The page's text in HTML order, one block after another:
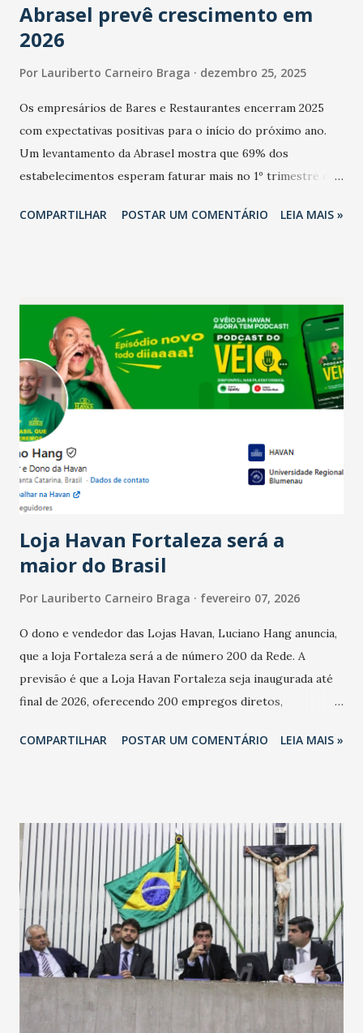
Abrasel prevê crescimento em
2026
Por Lauriberto Carneiro Braga dezembro 25, 2025
Os empresários de Bares e Restaurantes encerram 2025
com expectativas positivas para o início do próximo ano.
Um levantamento da Abrasel mostra que 69% dos
estabelecimentos esperam faturar mais no 1º trimestre de
relação ao último trimestre deste ano, 56% também
confraternizações de fim de ano e pelo pagamento do 13º
Salário para um número maior de trabalhadores, já que o
país tem a menor taxa de desemprego dos anos recentes.
Ainda segundo a Pesquisa, em novembro de 2025, 40% dos
bares e restaurantes operaram com lucro e outros 40%
registraram equilíbrio financeiro. Já o percentual de
estabelecimentos no prejuízo ficou em 19%, pouco abaixo
do observado no mês anterior. Outros 1% não existiam em
novembro. Em relação a outubro, o faturamento também
cresceu. De acordo com a pesquisa, 44% dos n...
COMPARTILHAR POSTAR UM COMENTÁRIO LEIA MAIS »
Loja Havan Fortaleza será a
maior do Brasil
Por Lauriberto Carneiro Braga fevereiro 07, 2026
O dono e vendedor das Lojas Havan, Luciano Hang anuncia,
que a loja Fortaleza será a de número 200 da Rede. A
previsão é que a Loja Havan Fortaleza seja inaugurada até
final de 2026, oferecendo 200 empregos diretos,
Havan Fortaleza ainda não foi anunciada oficialmente, mas
COMPARTILHAR POSTAR UM COMENTÁRIO LEIA MAIS »